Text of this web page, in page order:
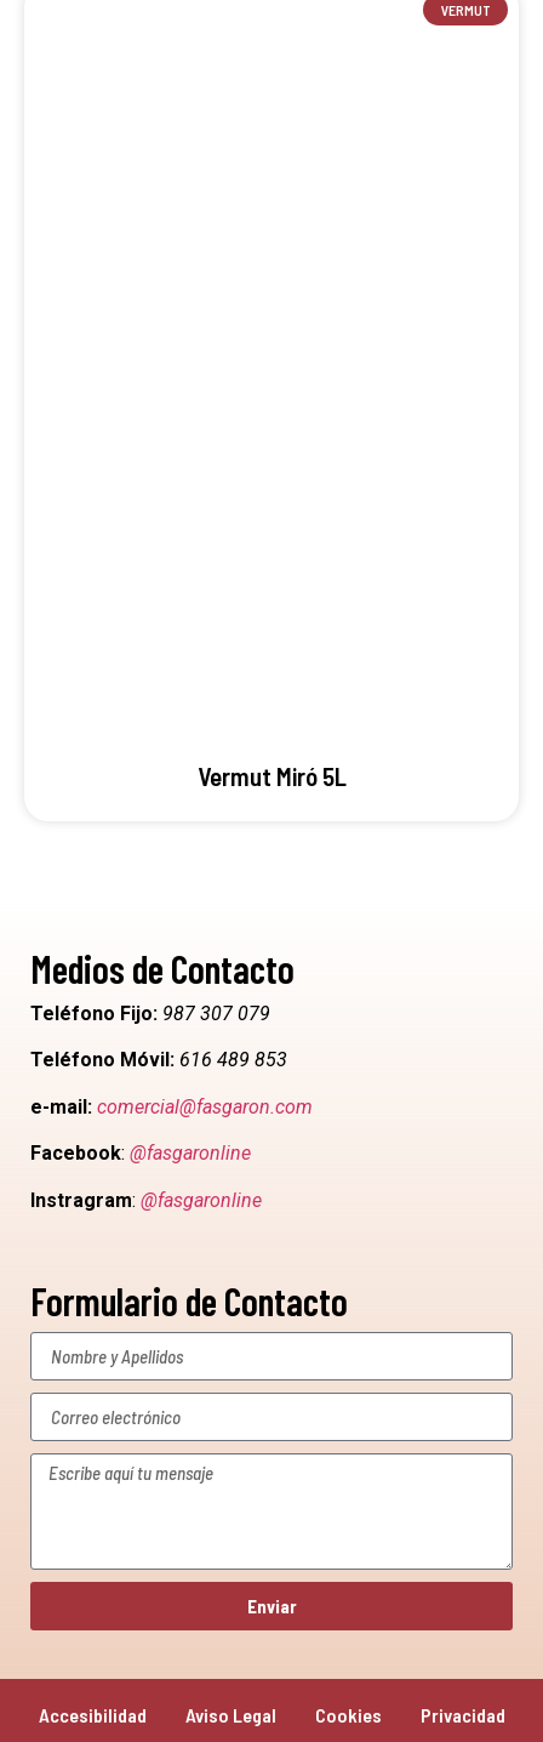
VERMUT
Vermut Miró 5L
Medios de Contacto
Teléfono Fijo: 987 307 079
Teléfono Móvil: 616 489 853
e-mail: comercial@fasgaron.com
Facebook: @fasgaronline
Instragram: @fasgaronline
Enviar
Formulario de Contacto
Accesibilidad Aviso Legal Cookies Privacidad